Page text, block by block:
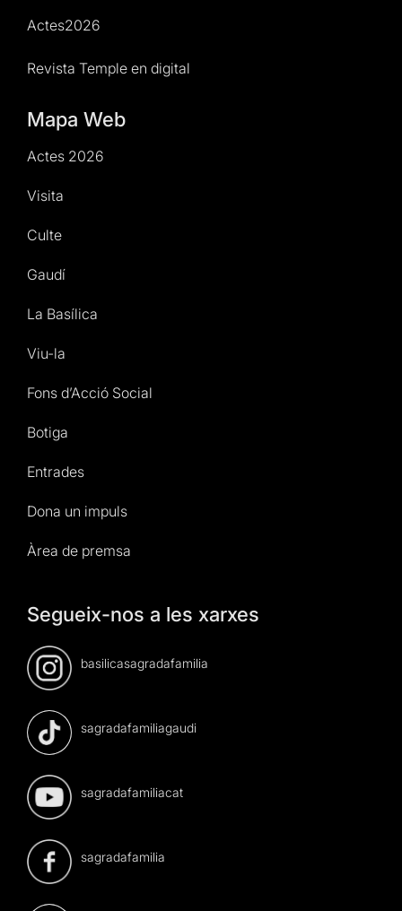
Actes2026
Revista Temple en digital
Mapa Web
Actes 2026
Visita
Culte
Gaudí
La Basílica
Viu-la
Fons d’Acció Social
Botiga
Entrades
Dona un impuls
Àrea de premsa
Segueix-nos a les xarxes
basilicasagradafamilia
sagradafamiliagaudi
sagradafamiliacat
sagradafamilia